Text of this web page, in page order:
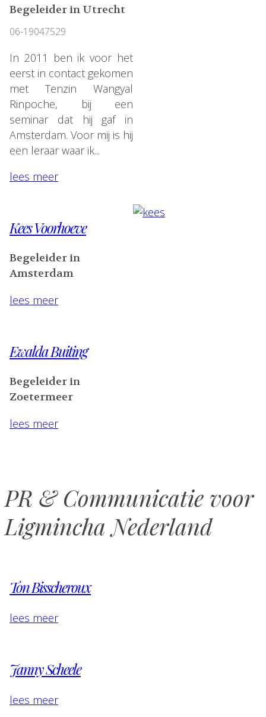
Begeleider in Utrecht
06-19047529
In 2011 ben ik voor het
eerst in contact gekomen
met Tenzin Wangyal
Rinpoche, bij een
seminar dat hij gaf in
Amsterdam. Voor mij is hij
een leraar waar ik...
lees meer
Kees Voorhoeve
Begeleider in
Amsterdam
lees meer
Ewalda Buiting
Begeleider in
Zoetermeer
lees meer
PR & Communicatie voor
Ligmincha Nederland
Ton Bisscheroux
lees meer
Janny Scheele
lees meer